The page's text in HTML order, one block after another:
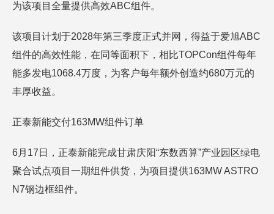
为该项目全量提供高效ABC组件。
该项目计划于2028年第三季度正式并网，得益于爱旭ABC
组件的高效性能，在同等面积下，相比TOPCon组件每年
能多发电1068.4万度，为客户每年额外创造约680万元的
丰厚收益。
正泰新能交付163MW组件订单
6月17日，正泰新能完成甘肃庆阳“东数西算”产业园区绿电
聚合试点项目一期组件供货，为项目提供163MW ASTRO
N7钢边框组件。